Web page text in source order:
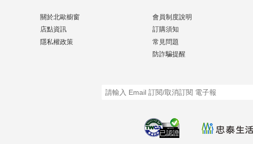
關於北歐櫥窗
店點資訊
隱私權政策
會員制度說明
訂購須知
常見問題
防詐騙提醒
已認證